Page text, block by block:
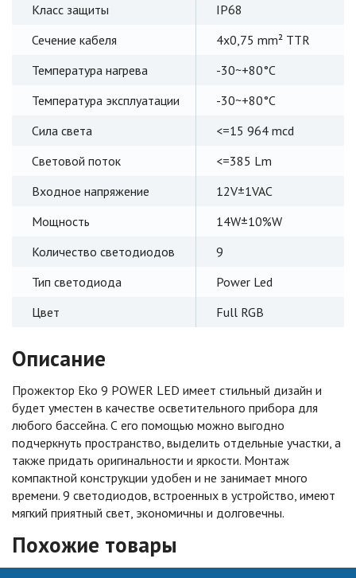
Класс защиты
IP68
Сечение кабеля
4x0,75 mm² TTR
Температура нагрева
-30~+80°C
Температура эксплуатации
-30~+80°C
Сила света
<=15 964 mcd
Световой поток
<=385 Lm
Входное напряжение
12V±1VAC
Мощность
14W±10%W
Количество светодиодов
9
Тип светодиода
Power Led
Цвет
Full RGB
Описание
Прожектор Eko 9 POWER LED имеет стильный дизайн и
будет уместен в качестве осветительного прибора для
любого бассейна. С его помощью можно выгодно
подчеркнуть пространство, выделить отдельные участки, а
также придать оригинальности и яркости. Монтаж
компактной конструкции удобен и не занимает много
времени. 9 светодиодов, встроенных в устройство, имеют
мягкий приятный свет, экономичны и долговечны.
Похожие товары